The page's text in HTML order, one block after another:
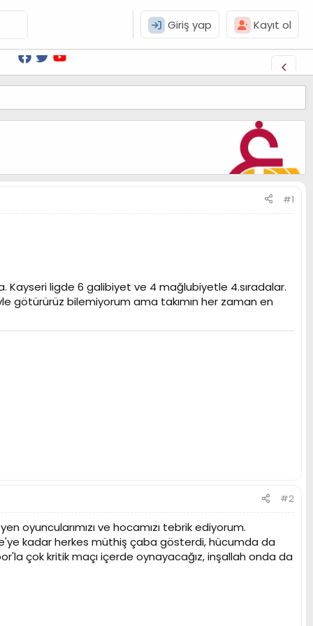
Giriş yap Kayıt ol
#1
Kayseri ligde 6 galibiyet ve 4 mağlubiyetle 4.sıradalar.
götürürüz bilemiyorum ama takımın her zaman en
#2
oyuncularımızı ve hocamızı tebrik ediyorum.
kadar herkes müthiş çaba gösterdi, hücumda da
çok kritik maçı içerde oynayacağız, inşallah onda da